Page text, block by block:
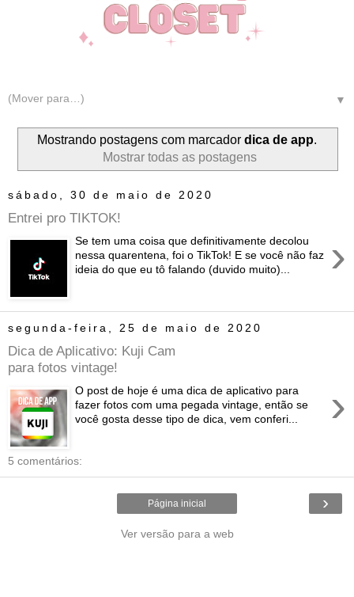
▼
Mostrando postagens com marcador dica de app.
Mostrar todas as postagens
sábado, 30 de maio de 2020
Entrei pro TIKTOK!
›
Se tem uma coisa que definitivamente decolou
nessa quarentena, foi o TikTok! E se você não faz
ideia do que eu tô falando (duvido muito)...
segunda-feira, 25 de maio de 2020
Dica de Aplicativo: Kuji Cam
para fotos vintage!
›
O post de hoje é uma dica de aplicativo para
fazer fotos com uma pegada vintage, então se
você gosta desse tipo de dica, vem conferi...
5 comentários:
›
Página inicial
Ver versão para a web